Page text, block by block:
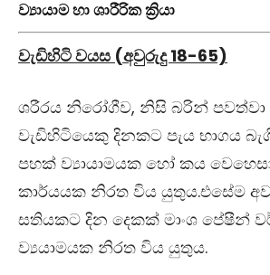
ව්‍යායාම හා ශාරීරික ක්‍රියා
වැඩිහිටි වයස (අවුරුදු 18-65)
ශරීරය නිරෝගීව, නිසි බරින් පවත්වා
වැඩිහිටියෙකු දිනකට පැය භාගය
පහක් ව්‍යායාමයක හෝ කය
කාර්යයක නිරත විය යුතුය.එසේම
සතියකට දින දෙකක් මාංශ පේෂීන්
ව්‍යයාමයක නිරත විය යුතුය.